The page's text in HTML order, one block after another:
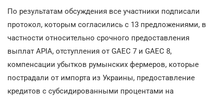
По результатам обсуждения все участники подписали
протокол, которым согласились с 13 предложениями, в
частности относительно срочного предоставления
выплат APIA, отступления от GAEC 7 и GAEC 8,
компенсации убытков румынских фермеров, которые
пострадали от импорта из Украины, предоставление
кредитов с субсидированными процентами на